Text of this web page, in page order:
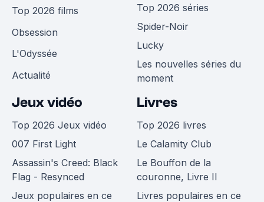
Top 2026 films
Obsession
L'Odyssée
Actualité
Top 2026 séries
Spider-Noir
Lucky
Les nouvelles séries du
moment
Jeux vidéo
Top 2026 Jeux vidéo
007 First Light
Assassin's Creed: Black
Flag - Resynced
Jeux populaires en ce
Livres
Top 2026 livres
Le Calamity Club
Le Bouffon de la
couronne, Livre II
Livres populaires en ce